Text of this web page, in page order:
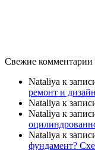
Свежие комментарии
Nataliya к
ремонт и
Nataliya к
Nataliya к
Nataliya к
фундамент?